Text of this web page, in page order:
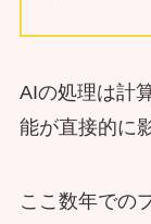
AIの処理は計
能が直接的に
ここ数年での